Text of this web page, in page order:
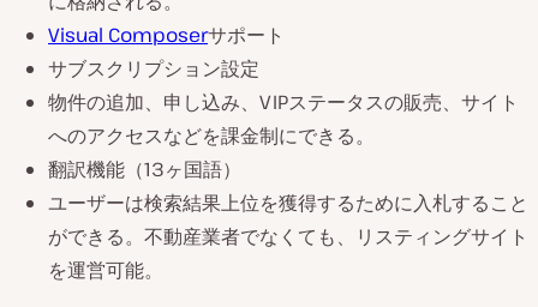
Visual Composerサポート
サブスクリプション設定
物件の追加、申し込み、VIPステータスの販売、サイト
へのアクセスなどを課金制にできる。
翻訳機能（13ヶ国語）
ユーザーは検索結果上位を獲得するために入札すること
ができる。不動産業者でなくても、リスティングサイト
を運営可能。